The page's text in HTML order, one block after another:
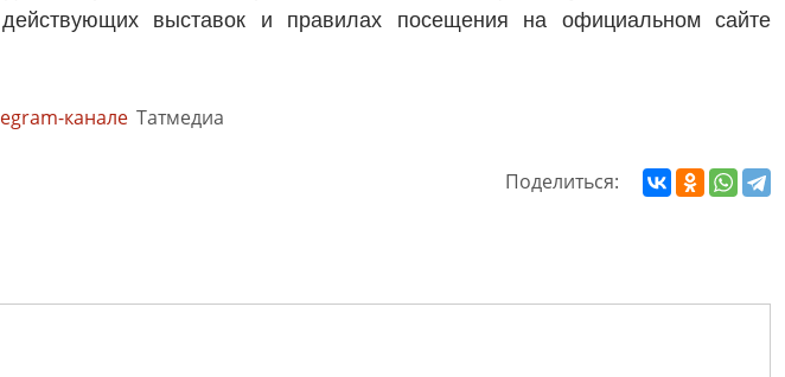
выставок и правилах
посещения на официальном сайте
канале Татмедиа
Поделиться: